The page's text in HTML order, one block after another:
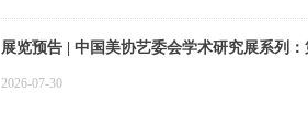
展览预告 | 中国美协艺委会学术研究展系列
2026-07-30